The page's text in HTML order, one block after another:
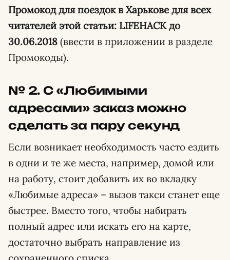
Промокод для поездок в Харькове для всех
читателей этой статьи: LIFEHACK до
30.06.2018 (ввести в приложении в разделе
Промокоды).
№ 2. С «Любимыми
адресами» заказ можно
сделать за пару секунд
Если возникает необходимость часто ездить
в одни и те же места, например, домой или
на работу, стоит добавить их во вкладку
«Любимые адреса» – вызов такси станет еще
быстрее. Вместо того, чтобы набирать
полный адрес или искать его на карте,
достаточно выбрать направление из